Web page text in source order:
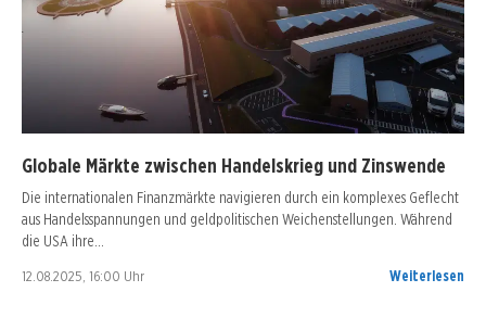
Globale Märkte zwischen Handelskrieg und Zinswende
Die internationalen Finanzmärkte navigieren durch ein komplexes Geflecht
aus Handelsspannungen und geldpolitischen Weichenstellungen. Während
die USA ihre…
12.08.2025, 16:00 Uhr Weiterlesen